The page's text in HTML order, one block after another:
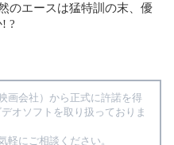
のエースは猛特訓の末、優
?
画会社）から正式に許諾を得
オソフトを取り扱っておりま
にご相談ください。